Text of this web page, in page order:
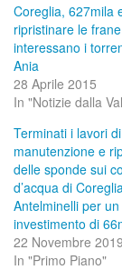
Coreglia, 627mila
ripristinare le
interessano i
Ania
28 Aprile 2015
In "Notizie dalla
Terminati i lavori di
manutenzione e
delle sponde sui
d’acqua di Coreglia
Antelminelli per un
investimento di
22 Novembre 2019
In "Primo Piano"